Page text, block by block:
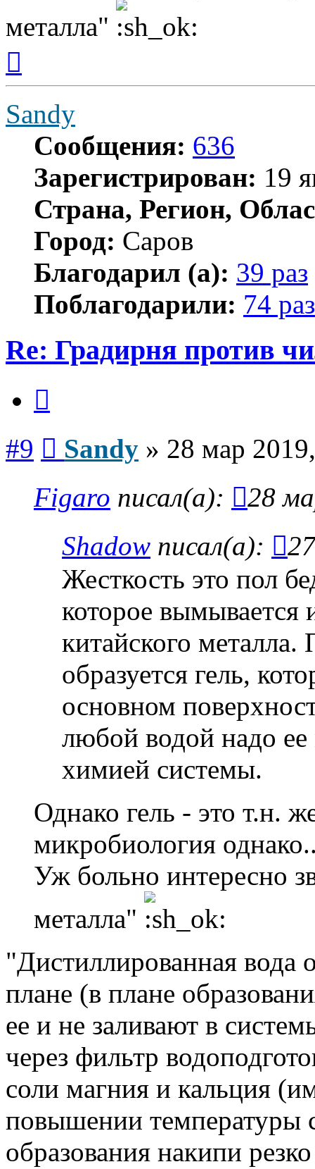
металла"
началу
Sandy
Сообщения: 636
Зарегистрирован: 19
Страна, Регион,
Город: Саров
Благодарил (а): 39 раз
Поблагодарили: 74
Re: Градирня против
#9 Sandy » 28 мар
Figaro писал(а):
28
Shadow писал(а):
Жесткость это пол
которое вымывается
китайского
образуется гель,
основном
любой водой надо
химией системы.
Однако гель - это т.н.
микробиология
Уж больно интересно
металла"
"Дистиллированная вода
плане (в плане
ее и не заливают в
через фильтр
соли магния и кальция
повышении температуры
образования накипи